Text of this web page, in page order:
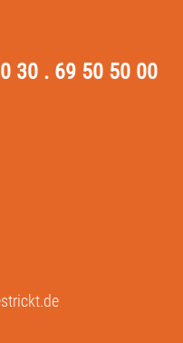
0 30 . 69 50 50 00